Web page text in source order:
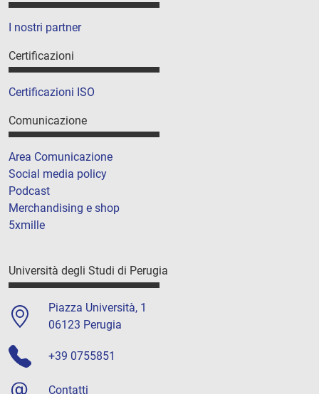
I nostri partner
Certificazioni
Certificazioni ISO
Comunicazione
Area Comunicazione
Social media policy
Podcast
Merchandising e shop
5xmille
Università degli Studi di Perugia
Piazza Università, 1
06123 Perugia
+39 0755851
Contatti